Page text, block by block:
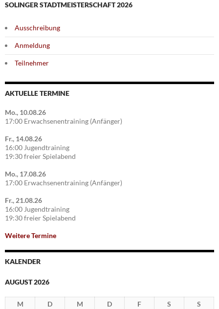
SOLINGER STADTMEISTERSCHAFT 2026
Ausschreibung
Anmeldung
Teilnehmer
AKTUELLE TERMINE
Mo., 10.08.26
17:00 Erwachsenentraining (Anfänger)
Fr., 14.08.26
16:00 Jugendtraining
19:30 freier Spielabend
Mo., 17.08.26
17:00 Erwachsenentraining (Anfänger)
Fr., 21.08.26
16:00 Jugendtraining
19:30 freier Spielabend
Weitere Termine
KALENDER
AUGUST 2026
M D M D F S
S